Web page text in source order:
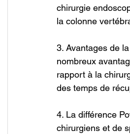
chirurgie
la colonne
3. Avantages de
nombreux
rapport à la
des temps de
4. La différence
chirurgiens et de